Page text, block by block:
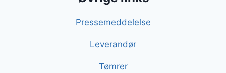
Pressemeddelelse
Leverandør
Tømrer